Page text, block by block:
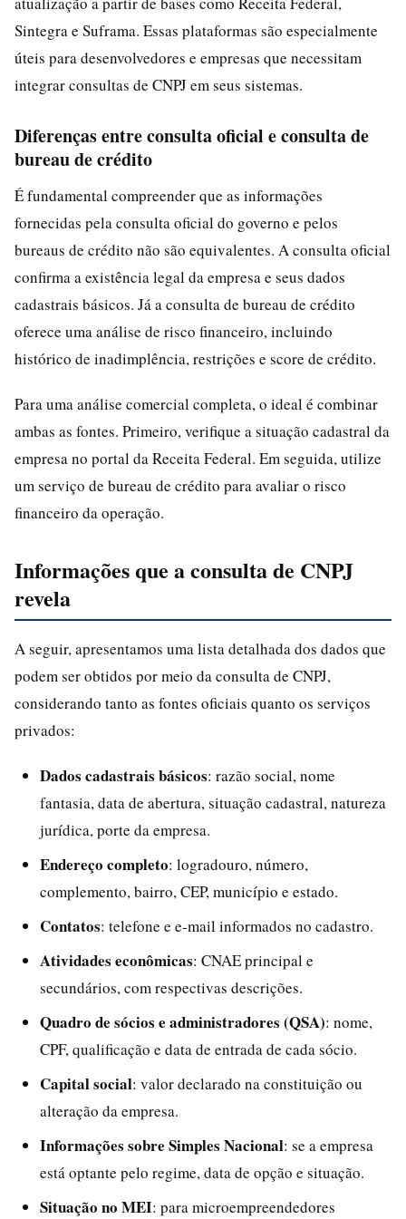
Sintegra e Suframa. Essas plataformas são especialmente
úteis para desenvolvedores e empresas que necessitam
integrar consultas de CNPJ em seus sistemas.
Diferenças entre consulta oficial e consulta de
bureau de crédito
É fundamental compreender que as informações
fornecidas pela consulta oficial do governo e pelos
bureaus de crédito não são equivalentes. A consulta oficial
confirma a existência legal da empresa e seus dados
cadastrais básicos. Já a consulta de bureau de crédito
oferece uma análise de risco financeiro, incluindo
histórico de inadimplência, restrições e score de crédito.
Para uma análise comercial completa, o ideal é combinar
ambas as fontes. Primeiro, verifique a situação cadastral da
empresa no portal da Receita Federal. Em seguida, utilize
um serviço de bureau de crédito para avaliar o risco
financeiro da operação.
Informações que a consulta de CNPJ
revela
A seguir, apresentamos uma lista detalhada dos dados que
podem ser obtidos por meio da consulta de CNPJ,
considerando tanto as fontes oficiais quanto os serviços
privados:
Dados cadastrais básicos: razão social, nome
fantasia, data de abertura, situação cadastral, natureza
jurídica, porte da empresa.
Endereço completo: logradouro, número,
complemento, bairro, CEP, município e estado.
Contatos: telefone e e-mail informados no cadastro.
Atividades econômicas: CNAE principal e
secundários, com respectivas descrições.
Quadro de sócios e administradores (QSA): nome,
CPF, qualificação e data de entrada de cada sócio.
Capital social: valor declarado na constituição ou
alteração da empresa.
Informações sobre Simples Nacional: se a empresa
está optante pelo regime, data de opção e situação.
Situação no MEI: para microempreendedores